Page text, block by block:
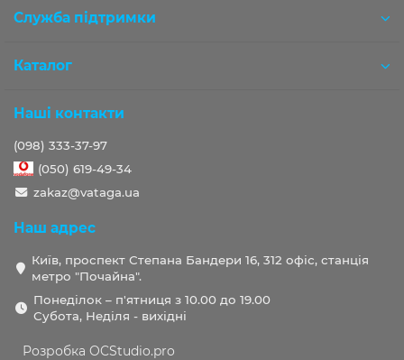
Служба підтримки
Каталог
Наші контакти
(098) 333-37-97
(050) 619-49-34
zakaz@vataga.ua
Наш адрес
Київ, проспект Степана Бандери 16, 312 офіс, станція
метро "Почайна".
Понеділок – п'ятниця з 10.00 до 19.00
Субота, Неділя - вихідні
Розробка OCStudio.pro